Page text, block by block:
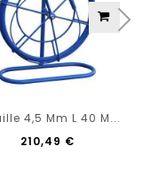
4,5 Mm L 40 M...
210,49 €